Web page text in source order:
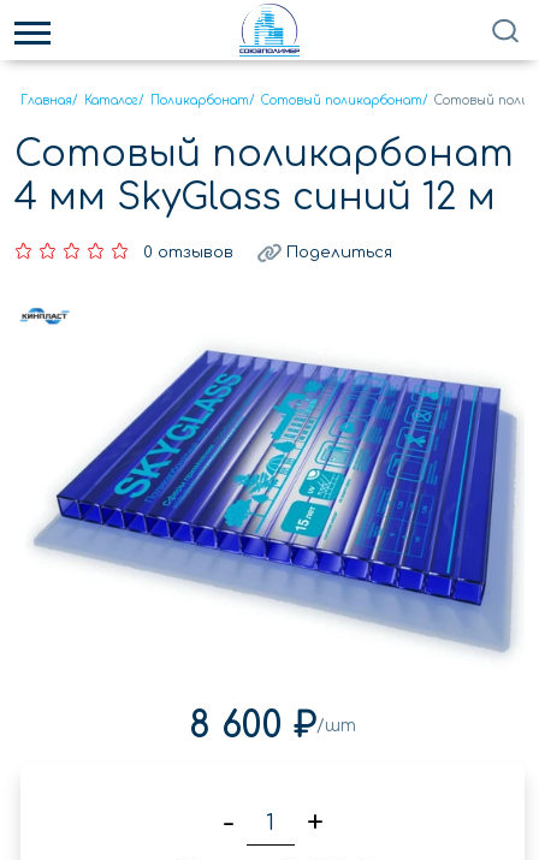
Главная/ Каталог/ Поликарбонат/ Сотовый поликарбонат/ Сотовый
Сотовый поликарбонат
4 мм SkyGlass синий 12 м
0 отзывов Поделиться
8 600 ₽/шт
- +